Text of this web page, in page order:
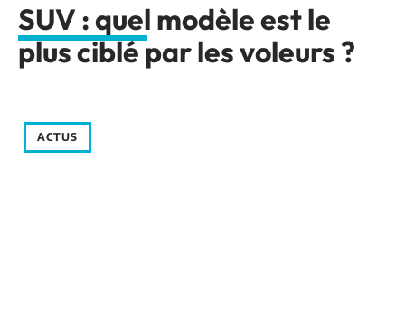
SUV : quel modèle est le
plus ciblé par les voleurs ?
ACTUS